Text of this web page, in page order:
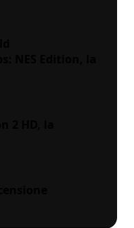
NES Edition, la
2 HD, la